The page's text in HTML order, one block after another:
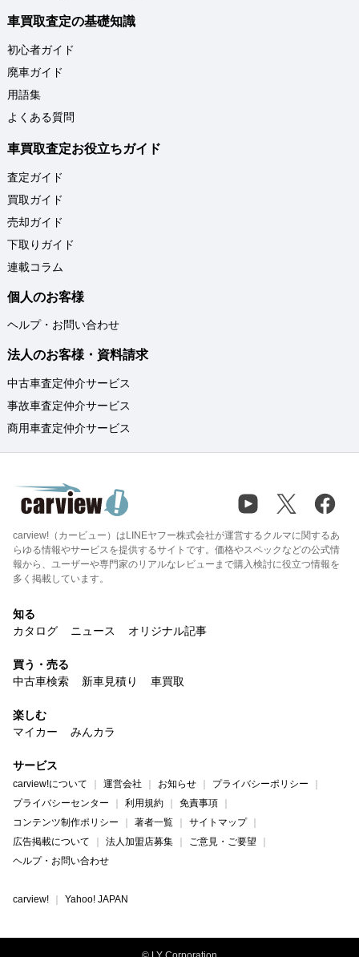
車買取査定の基礎知識
初心者ガイド
廃車ガイド
用語集
よくある質問
車買取査定お役立ちガイド
査定ガイド
買取ガイド
売却ガイド
下取りガイド
連載コラム
個人のお客様
ヘルプ・お問い合わせ
法人のお客様・資料請求
中古車査定仲介サービス
事故車査定仲介サービス
商用車査定仲介サービス
carview!（カービュー）はLINEヤフー株式会社が運営するクルマに関するあ
らゆる情報やサービスを提供するサイトです。価格やスペックなどの公式情
報から、ユーザーや専門家のリアルなレビューまで購入検討に役立つ情報を
多く掲載しています。
知る
カタログ
ニュース オリジナル記事
買う・売る
中古車検索
新車見積り 車買取
楽しむ
マイカー
みんカラ
サービス
carview!について 運営会社 お知らせ
プライバシーポリシー
プライバシーセンター
利用規約
免責事項
コンテンツ制作ポリシー
著者一覧
サイトマップ
広告掲載について
法人加盟店募集
ご意見・ご要望
ヘルプ・お問い合わせ
carview! Yahoo! JAPAN